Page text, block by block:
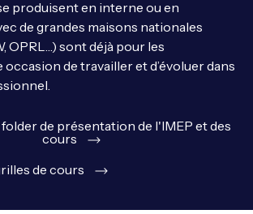
produisent en interne ou en
de grandes maisons nationales
OPRL…) sont déjà pour les
de travailler et d’évoluer dans
de présentation de l'IMEP et des
cours
de cours